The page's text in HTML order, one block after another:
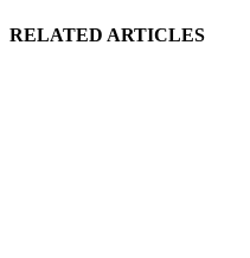
RELATED ARTICLES